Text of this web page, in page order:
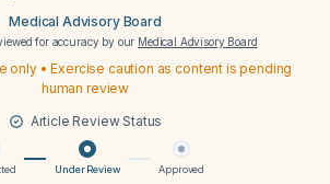
Medical Advisory Board
for accuracy by our Medical Advisory Board
only • Exercise caution as content is pending
human review
Article Review Status
Under Review Approved